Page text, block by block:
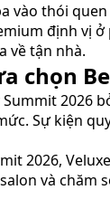
vào thói
định vị
về tận nhà.
chọn
Summit 2026
Sự kiện
2026,
và